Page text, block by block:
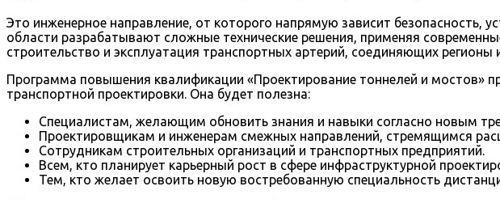
Это инженерное направление, от которого напрямую зависит безопасность,
области разрабатывают сложные технические решения, применяя
строительство и эксплуатация транспортных артерий, соединяющих регионы
Программа повышения квалификации «Проектирование тоннелей и мостов»
транспортной проектировки. Она будет полезна:
Специалистам, желающим обновить знания и навыки согласно новым
Проектировщикам и инженерам смежных направлений, стремящимся
Сотрудникам строительных организаций и транспортных предприятий.
Всем, кто планирует карьерный рост в сфере инфраструктурной
Тем, кто желает освоить новую востребованную специальность